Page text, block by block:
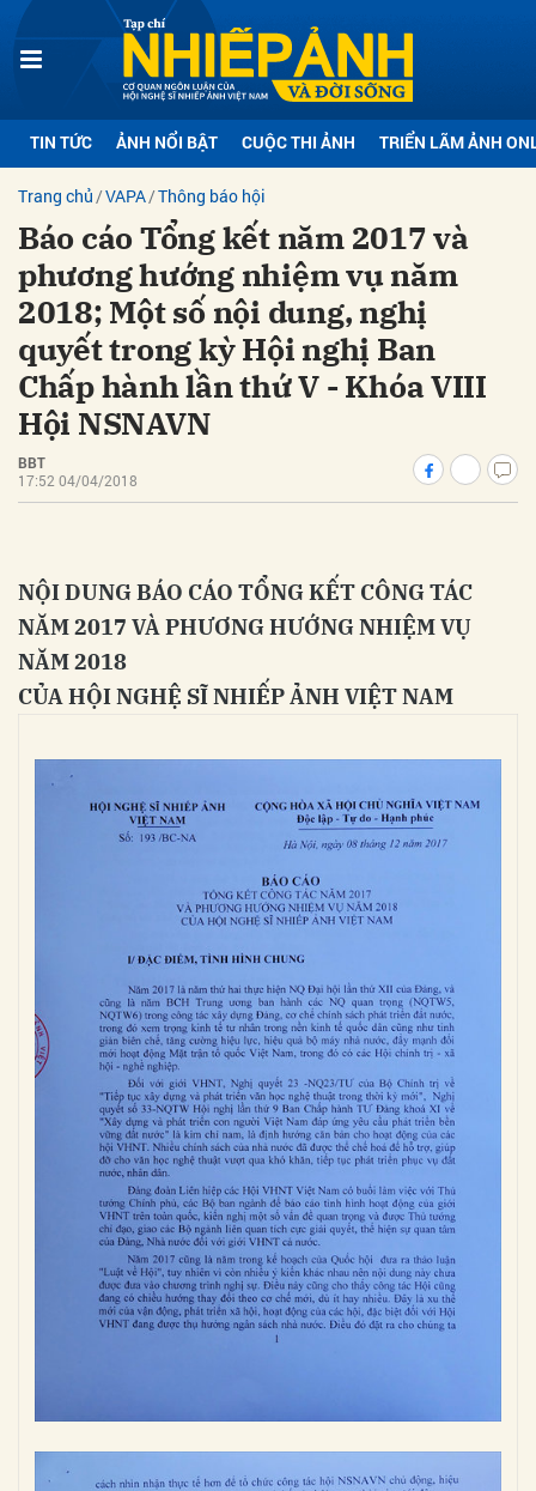
TIN TỨC ẢNH NỔI BẬT CUỘC THI ẢNH TRIỂN LÃM ẢNH
Trang chủ VAPA Thông báo hội
Báo cáo Tổng kết năm 2017 và
phương hướng nhiệm vụ năm
2018; Một số nội dung, nghị
quyết trong kỳ Hội nghị Ban
Chấp hành lần thứ V - Khóa VIII
Hội NSNAVN
BBT
17:52 04/04/2018
NỘI DUNG BÁO CÁO TỔNG KẾT CÔNG TÁC
NĂM 2017 VÀ PHƯƠNG HƯỚNG NHIỆM VỤ
NĂM 2018
CỦA HỘI NGHỆ SĨ NHIẾP ẢNH VIỆT NAM
luận
Hủy